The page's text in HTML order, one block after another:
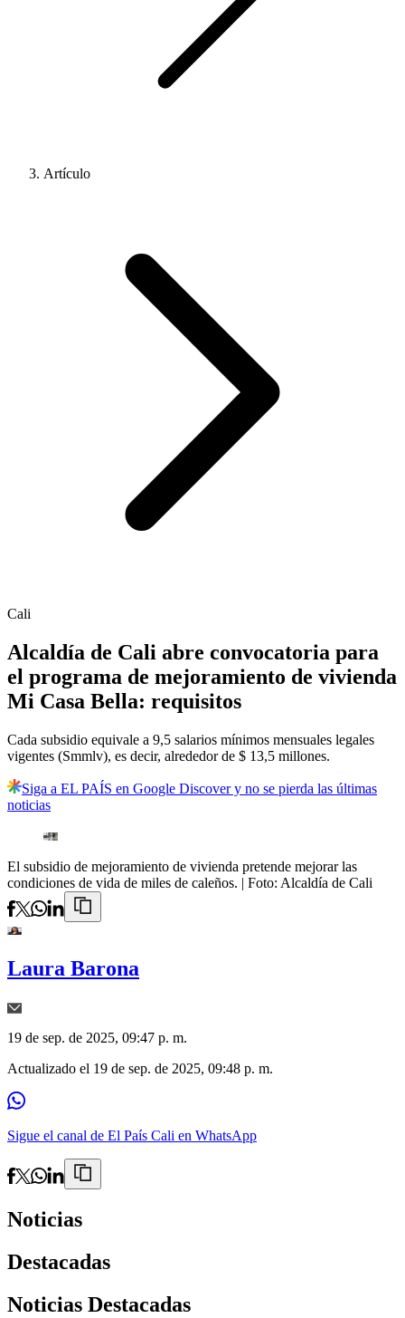
Artículo
Cali
Alcaldía de Cali abre convocatoria para
el programa de mejoramiento de vivienda
Mi Casa Bella: requisitos
Cada subsidio equivale a 9,5 salarios mínimos mensuales legales
vigentes (Smmlv), es decir, alrededor de $ 13,5 millones.
Siga a EL PAÍS en Google Discover y no se pierda las últimas
noticias
El subsidio de mejoramiento de vivienda pretende mejorar las
condiciones de vida de miles de caleños. | Foto: Alcaldía de Cali
Laura Barona
19 de sep. de 2025, 09:47 p. m.
Actualizado el 19 de sep. de 2025, 09:48 p. m.
Sigue el canal de El País Cali en WhatsApp
Noticias
Destacadas
Noticias Destacadas